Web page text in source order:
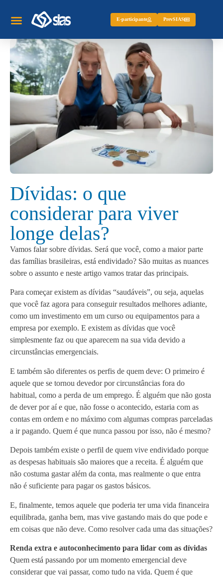
E-participante PrevSIAS
Dívidas: o que
considerar para viver
longe delas?
Vamos falar sobre dívidas. Será que você, como a maior parte
das famílias brasileiras, está endividado? São muitas as nuances
sobre o assunto e neste artigo vamos tratar das principais.
Para começar existem as dívidas “saudáveis”, ou seja, aquelas
que você faz agora para conseguir resultados melhores adiante,
como um investimento em um curso ou equipamentos para a
empresa por exemplo. E existem as dívidas que você
simplesmente faz ou que aparecem na sua vida devido a
circunstâncias emergenciais.
E também são diferentes os perfis de quem deve: O primeiro é
aquele que se tornou devedor por circunstâncias fora do
habitual, como a perda de um emprego. É alguém que não gosta
de dever por aí e que, não fosse o acontecido, estaria com as
contas em ordem e no máximo com algumas compras parceladas
a ir pagando. Quem é que nunca passou por isso, não é mesmo?
Depois também existe o perfil de quem vive endividado porque
as despesas habituais são maiores que a receita. É alguém que
não costuma gastar além da conta, mas realmente o que entra
não é suficiente para pagar os gastos básicos.
E, finalmente, temos aquele que poderia ter uma vida financeira
equilibrada, ganha bem, mas vive gastando mais do que pode e
em coisas que não deve. Como resolver cada uma das situações?
Renda extra e autoconhecimento para lidar com as dívidas
Quem está passando por um momento emergencial deve
considerar que vai passar, como tudo na vida. Quem é que